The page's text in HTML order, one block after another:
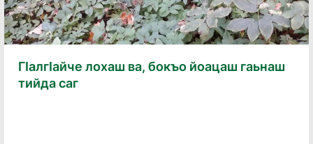
ГӀалгӀайче лохаш ва, бокъо йоацаш гаьнаш
тийда саг